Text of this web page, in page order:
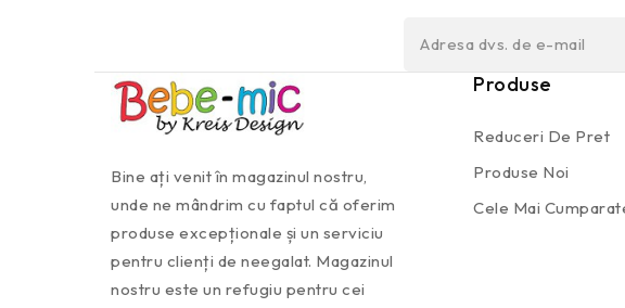
Bine ați venit în magazinul nostru,
unde ne mândrim cu faptul că oferim
produse excepționale și un serviciu
pentru clienți de neegalat. Magazinul
nostru este un refugiu pentru cei
Produse
Reduceri De Pret
Produse Noi
Cele Mai